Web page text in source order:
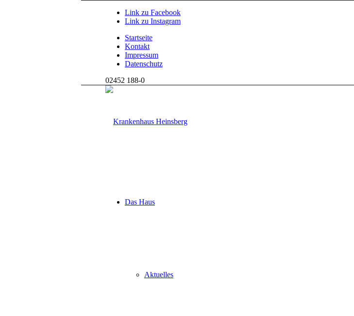
Link zu Facebook
Link zu Instagram
Startseite
Kontakt
Impressum
Datenschutz
02452 188-0
Das Haus
Aktuelles